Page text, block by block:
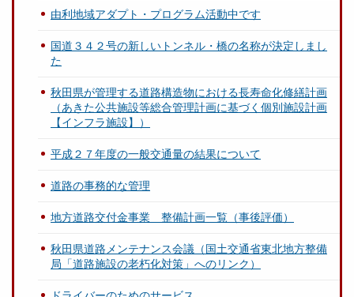
由利地域アダプト・プログラム活動中です
国道３４２号の新しいトンネル・橋の名称が決定しまし
た
秋田県が管理する道路構造物における長寿命化修繕計画
（あきた公共施設等総合管理計画に基づく個別施設計画
【インフラ施設】）
平成２７年度の一般交通量の結果について
道路の事務的な管理
地方道路交付金事業 整備計画一覧（事後評価）
秋田県道路メンテナンス会議（国土交通省東北地方整備
局「道路施設の老朽化対策」へのリンク）